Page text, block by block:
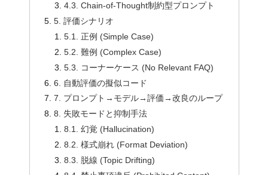
4.3. Chain-of-Thought制約型プロンプト
5. 評価シナリオ
5.1. 正例 (Simple Case)
5.2. 難例 (Complex Case)
5.3. コーナーケース (No Relevant FAQ)
6. 自動評価の擬似コード
7. プロンプト→モデル→評価→改良のループ
8. 失敗モードと抑制手法
8.1. 幻覚 (Hallucination)
8.2. 様式崩れ (Format Deviation)
8.3. 脱線 (Topic Drifting)